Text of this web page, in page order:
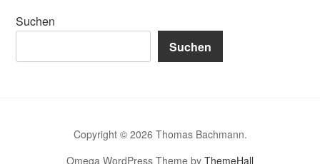
Suchen
Suchen
Copyright © 2026 Thomas Bachmann.
Omega WordPress Theme by ThemeHall